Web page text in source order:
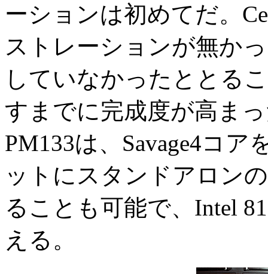
ーションは初めてだ。
ストレーションが無か
していなかったととる
すまでに完成度が高ま
PM133は、Savage4コ
ットにスタンドアロン
ることも可能で、Intel
える。